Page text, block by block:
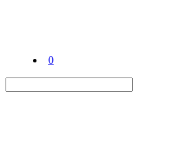
0